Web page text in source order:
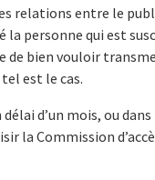
relations entre le
personne qui est
de bien vouloir
est le cas.
d’un mois, ou
la Commission